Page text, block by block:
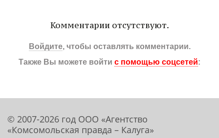
Комментарии отсутствуют.
Войдите, чтобы оставлять комментарии.
Также Вы можете войти с помощью соцсетей:
© 2007-2026 год ООО «Агентство
«Комсомольская правда – Калуга»